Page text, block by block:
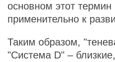
основном этот термин
применительно к
Таким образом,
"Система D" –